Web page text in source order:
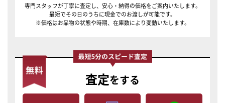
専門スタッフが丁寧に査定し、安心・納得の価格をご案内いたします。
最短でその日のうちに現金でのお渡しが可能です。
※価格はお品物の状態や時期、在庫数により変動いたします。
査定をする